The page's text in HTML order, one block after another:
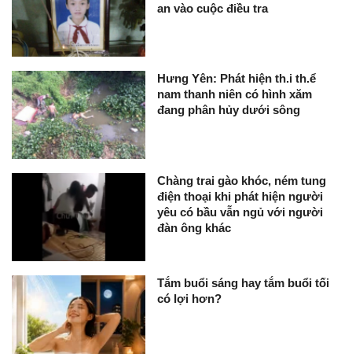
an vào cuộc điều tra
Hưng Yên: Phát hiện th.i th.ể
nam thanh niên có hình xăm
đang phân hủy dưới sông
Chàng trai gào khóc, ném tung
điện thoại khi phát hiện người
yêu có bầu vẫn ngủ với người
đàn ông khác
Tắm buổi sáng hay tắm buổi tối
có lợi hơn?